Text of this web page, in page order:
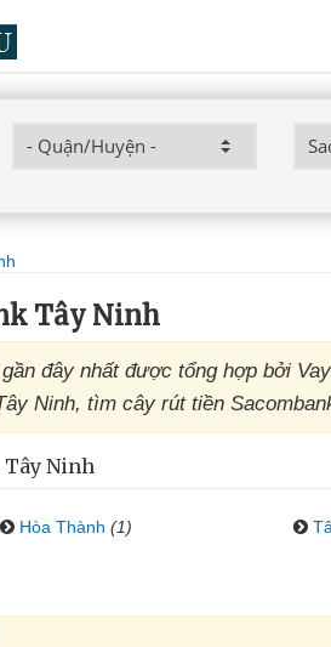
Tây Ninh
đây nhất được tổng hợp bởi
Ninh, tìm cây rút tiền
Tây Ninh
Hòa Thành (1)